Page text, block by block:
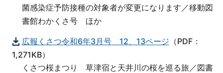
菌感染症予防接種の対象者が変更になります／移動図
書館わかくさ号 ほか
広報くさつ令和6年3月号 12、13ページ （PDF：
1,271KB）
くさつ桜まつり 草津宿と天井川の桜を巡る旅／図書